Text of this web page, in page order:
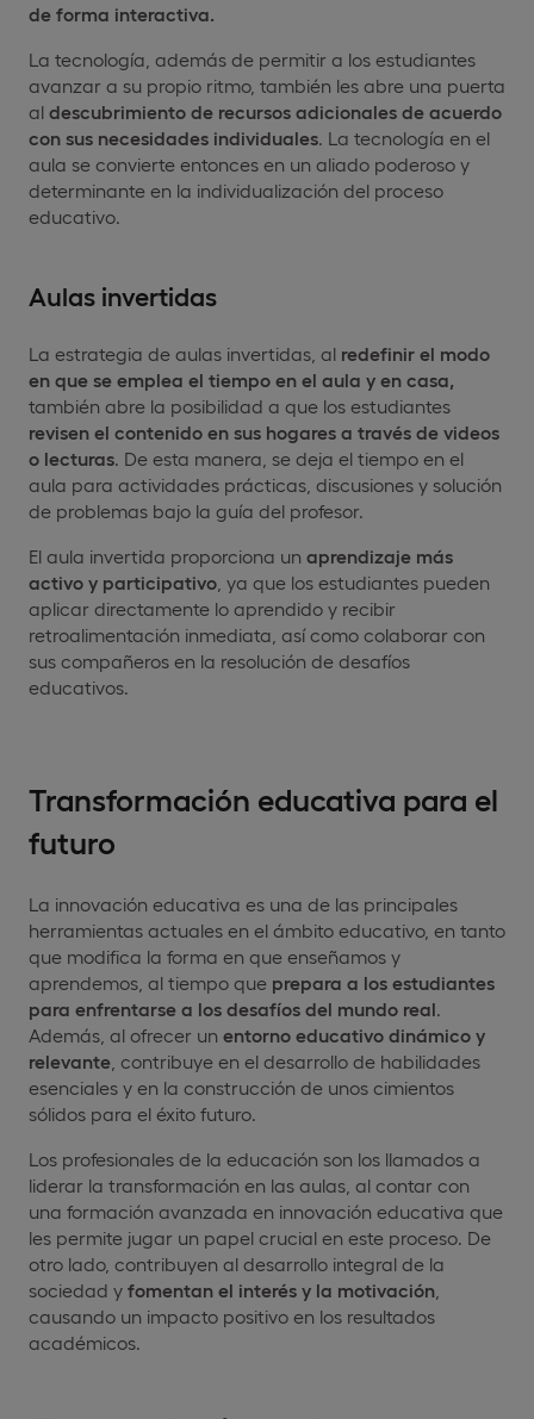
de forma interactiva.
La tecnología, además de permitir a los estudiantes
avanzar a su propio ritmo, también les abre una puerta
al descubrimiento de recursos adicionales de acuerdo
con sus necesidades individuales . La tecnología en el
aula se convierte entonces en un aliado poderoso y
determinante en la individualización del proceso
educativo.
Aulas invertidas
La estrategia de aulas invertidas, al redefinir el modo
en que se emplea el tiempo en el aula y en casa,
también abre la posibilidad a que los estudiantes
revisen el contenido en sus hogares a través de videos
o lecturas . De esta manera, se deja el tiempo en el
aula para actividades prácticas, discusiones y solución
de problemas bajo la guía del profesor.
El aula invertida proporciona un aprendizaje más
activo y participativo , ya que los estudiantes pueden
aplicar directamente lo aprendido y recibir
retroalimentación inmediata, así como colaborar con
sus compañeros en la resolución de desafíos
educativos.
Transformación educativa para el
futuro
La innovación educativa es una de las principales
herramientas actuales en el ámbito educativo, en tanto
que modifica la forma en que enseñamos y
aprendemos, al tiempo que prepara a los estudiantes
para enfrentarse a los desafíos del mundo real
Además, al ofrecer un entorno educativo dinámico y
relevante , contribuye en el desarrollo de habilidades
esenciales y en la construcción de unos cimientos
sólidos para el éxito futuro.
Los profesionales de la educación son los llamados a
liderar la transformación en las aulas, al contar con
una formación avanzada en innovación educativa que
les permite jugar un papel crucial en este proceso. De
otro lado, contribuyen al desarrollo integral de la
sociedad y fomentan el interés y la motivación
causando un impacto positivo en los resultados
académicos.